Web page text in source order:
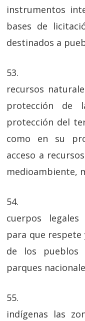
instrumentos
bases de
destinados a
53.
recursos
protección de
protección del
como en su
acceso a
medioambiente,
54. Se
cuerpos
para que respete
de los pueblos
parques
55. Que
indígenas las